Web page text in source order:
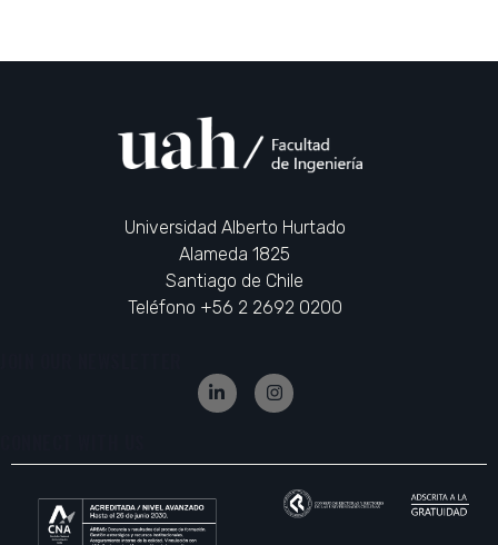
Universidad Alberto Hurtado
Alameda 1825
Santiago de Chile
Teléfono +56 2 2692 0200